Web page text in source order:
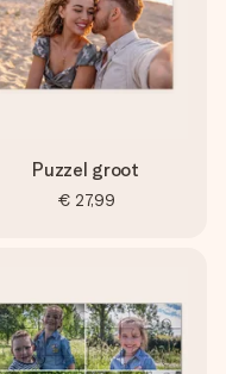
Puzzel groot
€ 27,99